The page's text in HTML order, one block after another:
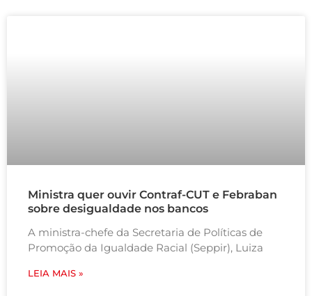
Ministra quer ouvir Contraf-CUT e Febraban
sobre desigualdade nos bancos
A ministra-chefe da Secretaria de Políticas de
Promoção da Igualdade Racial (Seppir), Luiza
LEIA MAIS »